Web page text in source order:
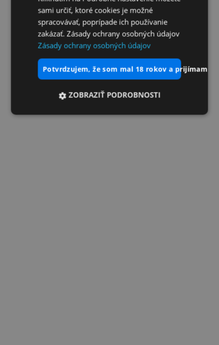
sami určiť, ktoré cookies je možné
spracovávať, poprípade ich používanie
zakázať. Zásady ochrany osobných údajov
Zásady ochrany osobných údajov
potvrdzujem, že som mal 18 rokov a prijímam
ZOBRAZIŤ PODROBNOSTI